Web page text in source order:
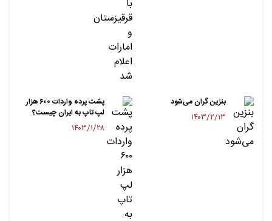
بنزین گران می‌شود
۱۴۰۳/۲/۱۳
پشت پرده واردات ۶۰۰ هزار
لپ تاپ به ایران چیست؟
۱۴۰۳/۱/۲۸